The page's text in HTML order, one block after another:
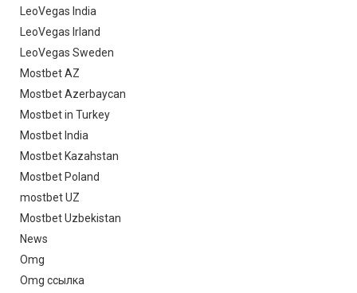
LeoVegas India
LeoVegas Irland
LeoVegas Sweden
Mostbet AZ
Mostbet Azerbaycan
Mostbet in Turkey
Mostbet India
Mostbet Kazahstan
Mostbet Poland
mostbet UZ
Mostbet Uzbekistan
News
Omg
Omg ссылка